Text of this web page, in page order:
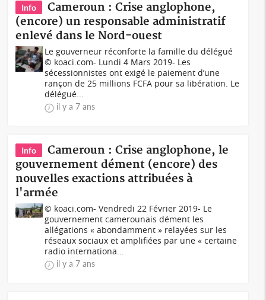
Info
Cameroun : Crise anglophone,
(encore) un responsable administratif
enlevé dans le Nord-ouest
Le gouverneur réconforte la famille du délégué
© koaci.com- Lundi 4 Mars 2019- Les
sécessionnistes ont exigé le paiement d’une
rançon de 25 millions FCFA pour sa libération. Le
délégué...
il y a 7 ans
Info
Cameroun : Crise anglophone, le
gouvernement dément (encore) des
nouvelles exactions attribuées à
l'armée
© koaci.com- Vendredi 22 Février 2019- Le
gouvernement camerounais dément les
allégations « abondamment » relayées sur les
réseaux sociaux et amplifiées par une « certaine
radio internationa...
il y a 7 ans